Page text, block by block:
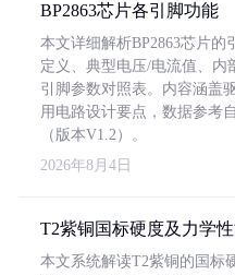
BP2863芯片各引脚功能
本文详细解析BP2863芯片
定义、典型电压/电流值、内
引脚参数对照表。内容涵盖
用电路设计要点，数据参考
（版本V1.2）。
2026年8月4日
T2紫铜国标硬度及力学
本文系统解读T2紫铜的国标